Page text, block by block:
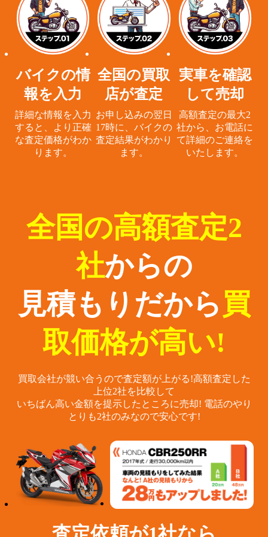
バイクの情
報を入力
詳細な情報を入力
すると、
より正確
な査定価格がわか
ります。
全国の買取
店が査定
お申し込みの翌日
17時に、 バイクの
査定結果がわかり
ます。
実車を確認
して売却
高額査定の最大2
社から、 お電話に
て詳細のご連絡を
いたします。
全国の高額査定2
社からの
見積もりだから 買
取価格が高い!
買取会社が競い合うので査定額が上がる!高額査定した
上位2社を比較して
いちばん高い金額を提示したところに売却! 電話のやり
とりも2社のみなので安心です!